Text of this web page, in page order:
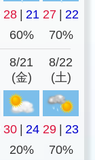
28 21 27
22
60% 70%
8/21
(金)
8/22
(土)
30 24 29
23
20%
70%